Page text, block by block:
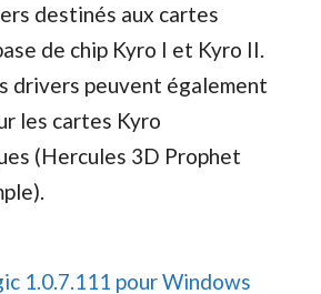
destinés aux cartes
de chip Kyro I et Kyro II.
drivers peuvent également
les cartes Kyro
(Hercules 3D Prophet
1.0.7.111 pour Windows